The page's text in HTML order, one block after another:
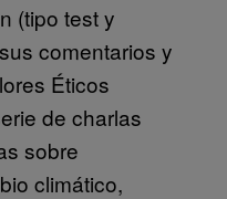
(tipo test y
comentarios y
Éticos
de charlas
sobre
climático,